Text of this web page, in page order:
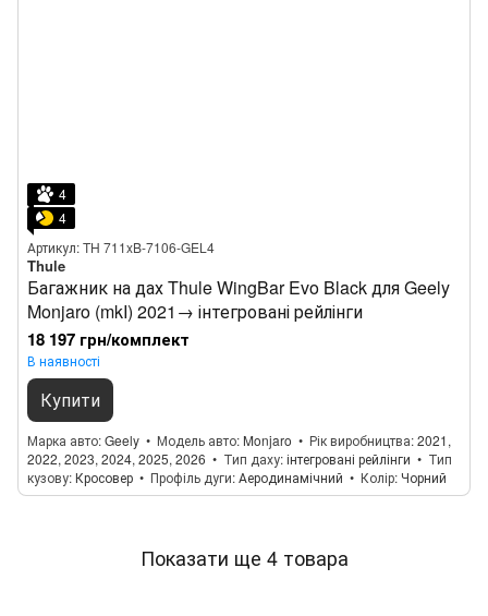
4
4
Артикул: TH 711xB-7106-GEL4
Thule
Багажник на дах Thule WingBar Evo Black для Geely
Monjaro (mkI) 2021→ інтегровані рейлінги
18 197 грн/комплект
В наявності
Купити
Марка авто Geely Модель авто Monjaro Рік виробництва 2021,
2022, 2023, 2024, 2025, 2026
Тип даху інтегровані рейлінги
Тип
кузову Кросовер Профіль дуги Аеродинамічний Колір Чорний
Показати ще 4 товара